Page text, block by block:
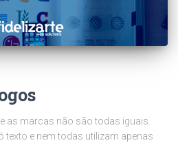
as marcas não são todas iguais.
texto e nem todas utilizam apenas